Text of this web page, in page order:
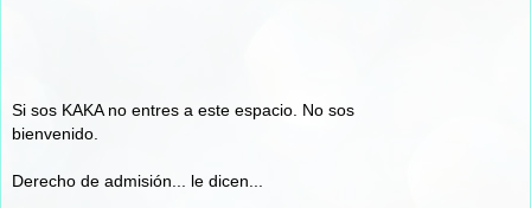
Si sos KAKA no entres a este espacio. No sos
bienvenido.
Derecho de admisión... le dicen...